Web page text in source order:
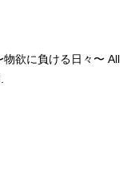
欲に負ける日々〜 All